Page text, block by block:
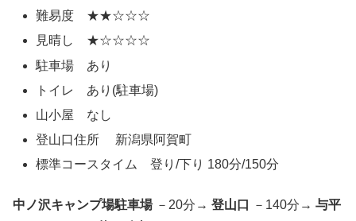
難易度 ★★☆☆☆
見晴し ★☆☆☆☆
駐車場 あり
トイレ あり(駐車場)
山小屋 なし
登山口住所 新潟県阿賀町
標準コースタイム 登り/下り 180分/150分
中ノ沢キャンプ場駐車場－20分→ 登山口 －140分→ 与平